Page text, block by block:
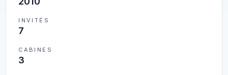
INVITÉS
7
CABINES
3